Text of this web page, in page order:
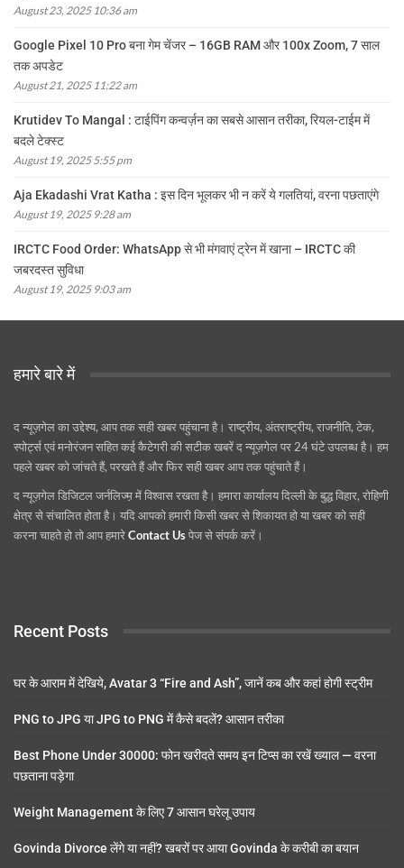
August 23, 2025 10:36 am
Google Pixel 10 Pro बना गेम चेंजर – 16GB RAM और 100x Zoom, 7 साल
तक अपडेट
August 21, 2025 11:22 am
Krutidev To Mangal : टाईपिंग कन्वर्ज़न का सबसे आसान तरीका, रियल-टाईम में
बदले टेक्स्ट
August 19, 2025 5:55 pm
Aja Ekadashi Vrat Katha : इस दिन भूलकर भी न करें ये गलतियां, वरना पछताएंगे
August 19, 2025 9:28 am
IRCTC Food Order: WhatsApp से भी मंगवाएं ट्रेन में खाना – IRCTC की
जबरदस्त सुविधा
August 19, 2025 9:03 am
हमारे बारे में
द न्यूज़गेल का उद्देश्य, आप तक सही खबर पहुंचाना है। राष्ट्रीय, अंतराष्ट्रीय, राजनीति, टेक,
स्पोर्ट्स एवं मनोरंजन सहित कई कैटेगरी की सटीक खबरें द न्यूज़गेल पर 24 घंटे उपलब्ध है। हम
पहले खबर को जांचते हैं, परखते हैं और फिर सही खबर आप तक पहुंचाते हैं।
द न्यूज़गेल डिजिटल जर्नलिज्म़ में विश्वास रखता है। हमारा कार्यालय दिल्ली के बुद्ध विहार, रोहिणी
क्षेत्र से संचालित होता है। यदि आपको हमारी किसी खबर से शिकायत हो या खबर को सही
करना चाहते हो तो आप हमारेContact Usपेज से संपर्क करें।
Recent Posts
घर के आराम में देखिये, Avatar 3 “Fire and Ash”, जानें कब और कहां होगी स्ट्रीम
PNG to JPG या JPG to PNG में कैसे बदलें? आसान तरीका
Best Phone Under 30000: फोन खरीदते समय इन टिप्स का रखें ख्याल — वरना
पछताना पड़ेगा
Weight Management के लिए 7 आसान घरेलू उपाय
Govinda Divorce लेंगे या नहीं? खबरों पर आया Govinda के करीबी का बयान